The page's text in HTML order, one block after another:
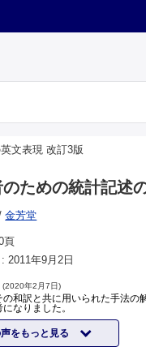
文表現 改訂3版
のための統計記述
金芳堂
頁
:2011年9月2日
(2020年2月7日)
の和訳と共に用いられた手法の
なりました。
をもっと見る